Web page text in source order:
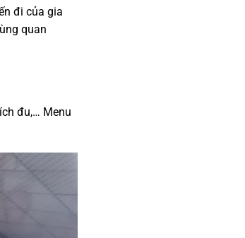
đi của gia
quan
đu,… Menu